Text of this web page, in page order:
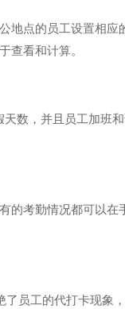
地点的员工设置相
查看和计算。
数，并且员工加班
的考勤情况都可以
了员工的代打卡现象